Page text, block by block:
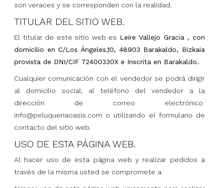
son veraces y se corresponden con la realidad.
TITULAR DEL SITIO WEB.
El titular de este sitio web es Leire Vallejo Gracia , con
domicilio en C/Los Ángeles,10, 48903 Barakaldo, Bizkaia
provista de DNI/CIF 72400330X e Inscrita en Barakaldo.
Cualquier comunicación con el vendedor se podrá dirigir
al domicilio social, al teléfono del vendedor a la
dirección de correo electrónico
info@peluqueriaoasis.com o utilizando el formulario de
contacto del sitio web.
USO DE ESTA PÁGINA WEB.
Al hacer uso de esta página web y realizar pedidos a
través de la misma usted se compromete a: